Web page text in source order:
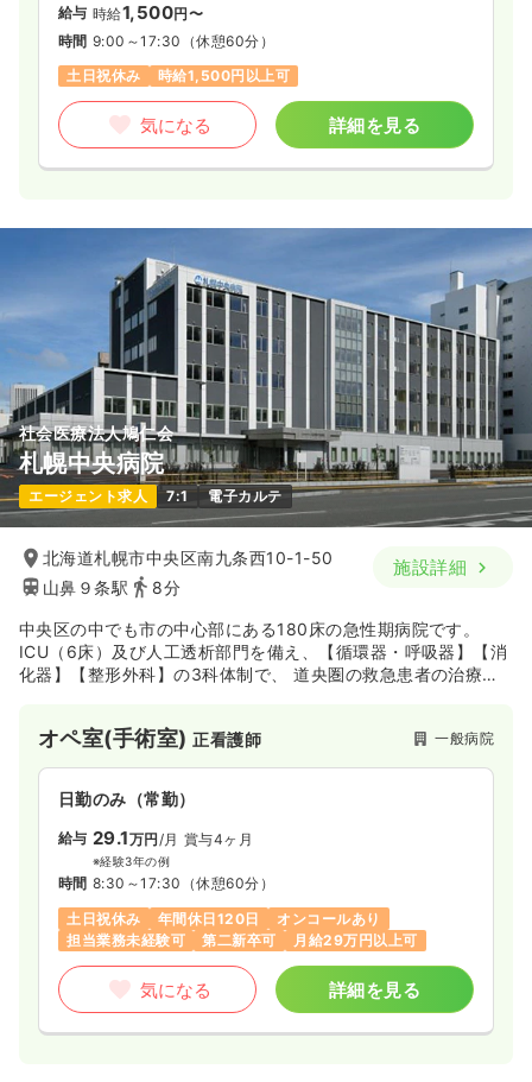
給与 時給1,500円〜
時間 9:00～17:30 （休憩60分）
土日祝休み
時給1,500円以上可
気になる 詳細を見る
社会医療法人鳩仁会
札幌中央病院
エージェント求人 7:1 電子カルテ
北海道札幌市中央区南九条西10-1-50
山鼻９条駅
8分
施設詳細
中央区の中でも市の中心部にある180床の急性期病院です。
ICU（6床）及び人工透析部門を備え、【循環器・呼吸器】【消
化器】【整形外科】の3科体制で、 道央圏の救急患者の治療を
また、札幌中央病院はとても歴史があり、昭和53年4月に民間
病院では日本で初めての救急病院としてスタートいたしまし
た。現在は、社会医療法人として、より公益性の高い病院を目
指し、安心して診療を受けられる病院造りのためにスタッフの
皆様が尽力されております。理念である「患者さまから信頼さ
れ選ばれる病院を目指すと共に、医療サービスの向上に努め、
職員が満足できる職場作りを行う」のもと、スタッフの働きや
オペ室(手術室)正看護師 一般病院
日勤のみ（常勤）
給与 29.1万円/月 賞与4ヶ月
※経験3年の例
時間 8:30～17:30 （休憩60分）
土日祝休み
年間休日120日
オンコールあり
担当業務未経験可
第二新卒可 月給29万円以上可
気になる 詳細を見る